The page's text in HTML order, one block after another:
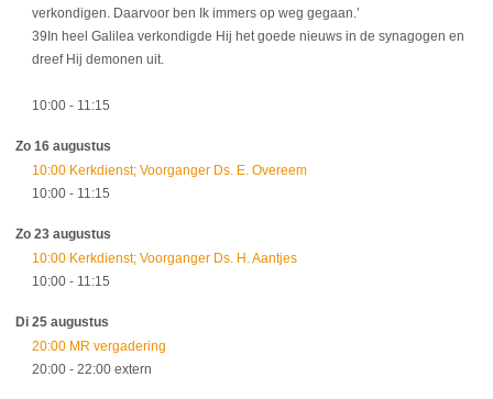
verkondigen. Daarvoor ben Ik immers op weg gegaan.’
39In heel Galilea verkondigde Hij het goede nieuws in de synagogen en
dreef Hij demonen uit.
10:00 - 11:15
Zo 16 augustus
10:00 Kerkdienst; Voorganger Ds. E. Overeem
10:00 - 11:15
Zo 23 augustus
10:00 Kerkdienst; Voorganger Ds. H. Aantjes
10:00 - 11:15
Di 25 augustus
20:00 MR vergadering
20:00 - 22:00 extern